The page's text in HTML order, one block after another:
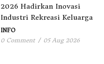
2026 Hadirkan Inovasi
Industri Rekreasi Keluarga
INFO
0 Comment / 05 Aug 2026